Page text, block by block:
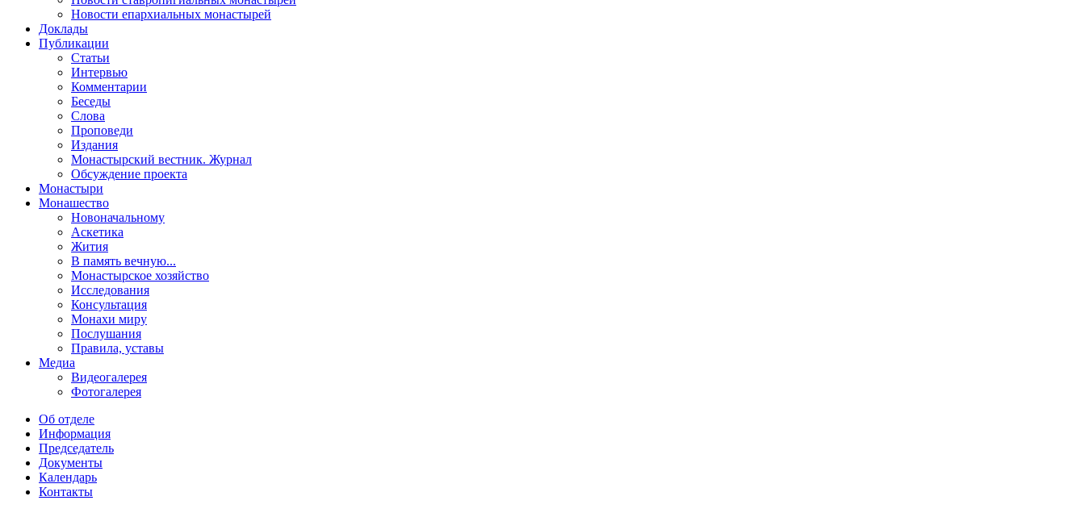
Новости епархиальных монастырей
Доклады
Публикации
Статьи
Интервью
Комментарии
Беседы
Слова
Проповеди
Издания
Монастырский вестник. Журнал
Обсуждение проекта
Монастыри
Монашество
Новоначальному
Аскетика
Жития
В память вечную...
Монастырское хозяйство
Исследования
Консультация
Монахи миру
Послушания
Правила, уставы
Медиа
Видеогалерея
Фотогалерея
Об отделе
Информация
Председатель
Документы
Календарь
Контакты